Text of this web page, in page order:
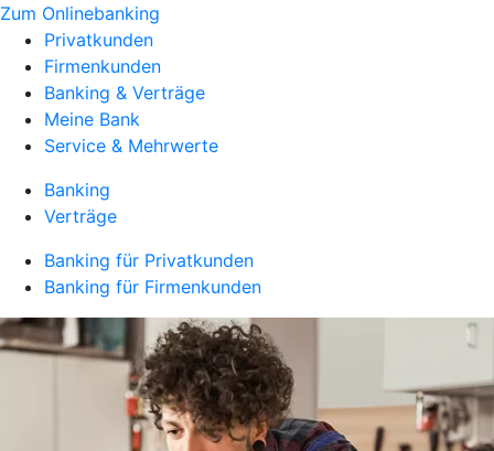
Zum Onlinebanking
Privatkunden
Firmenkunden
Banking & Verträge
Meine Bank
Service & Mehrwerte
Banking
Verträge
Banking für Privatkunden
Banking für Firmenkunden